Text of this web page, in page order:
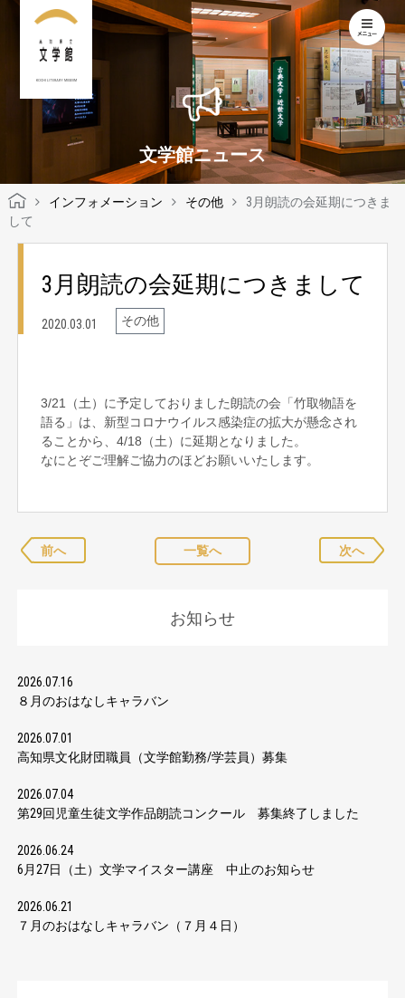
KOCHI LITERARY MUSEUM
文学館ニュース
インフォメーション その他
3月朗読の会延期につきま
して
3月朗読の会延期につきまして
2020.03.01 その他
3/21（土）に予定しておりました朗読の会「竹取物語を
語る」は、新型コロナウイルス感染症の拡大が懸念され
ることから、4/18（土）に延期となりました。
なにとぞご理解ご協力のほどお願いいたします。
前へ 一覧へ 次へ
お知らせ
2026.07.16
８月のおはなしキャラバン
2026.07.01
高知県文化財団職員（文学館勤務/学芸員）募集
2026.07.04
第29回児童生徒文学作品朗読コンクール 募集終了しました
2026.06.24
6月27日（土）文学マイスター講座 中止のお知らせ
2026.06.21
７月のおはなしキャラバン（７月４日）